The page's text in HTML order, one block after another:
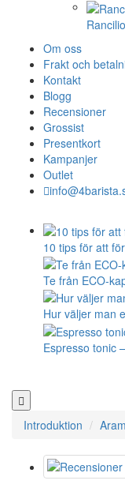
Rancilio
Om oss
Frakt och
Kontakt
Blogg
Recensioner
Grossist
Presentkort
Kampanjer
Outlet
10 tips för att
Te från ECO-
Hur väljer man
Espresso tonic
Introduktion